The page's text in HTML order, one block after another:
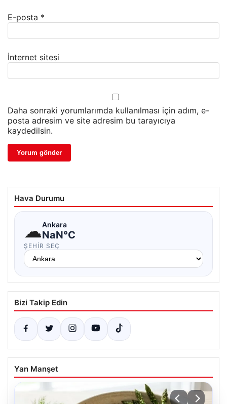
E-posta *
İnternet sitesi
Daha sonraki yorumlarımda kullanılması için adım, e-
posta adresim ve site adresim bu tarayıcıya
kaydedilsin.
Hava Durumu
☁Ankara
NaN°C
ŞEHIR SEÇ
Bizi Takip Edin
Yan Manşet